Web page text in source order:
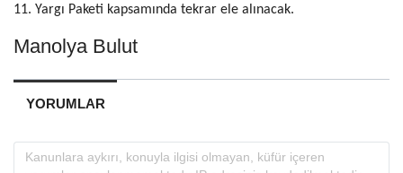
11. Yargı Paketi kapsamında tekrar ele alınacak.
Manolya Bulut
YORUMLAR